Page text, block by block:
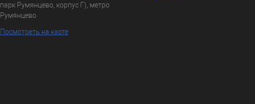
парк Румянцево, корпус Г), метро
Румянцево
Посмотреть на карте